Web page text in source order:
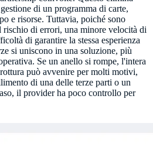
di un programma di carte,
e risorse. Tuttavia, poiché sono
rischio di errori, una minore velocità di
di garantire la stessa esperienza
si uniscono in una soluzione, più
Se un anello si rompe, l'intera
può avvenire per molti motivi,
di una delle terze parti o un
il provider ha poco controllo per